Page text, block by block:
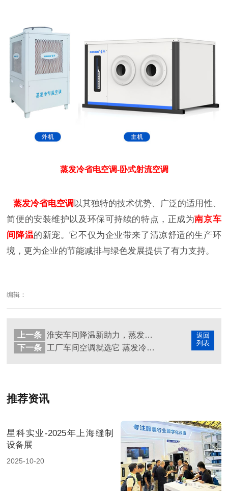
蒸发冷省电空调-卧式射流空调
蒸发冷省电空调 以其独特的技术优势、广泛的适用性、
简便的安装维护以及环保可持续的特点，正成为南京车
间降温的新宠。它不仅为企业带来了清凉舒适的生产环
境，更为企业的节能减排与绿色发展提供了有力支持。
编辑：
返回
列表
上一条
淮安车间降温新助力，蒸发冷省电空调高效制冷显优势
下一条
工厂车间空调就选它 蒸发冷省电空调节能又给力
推荐资讯
星科实业-2025年上海缝制
设备展
2025-10-20